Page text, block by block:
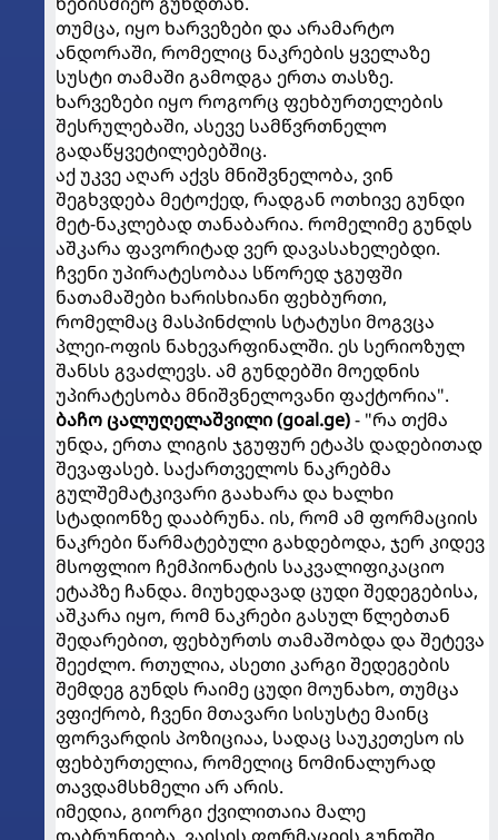
თუმცა, იყო ხარვეზები და არამარტო
ანდორაში, რომელიც ნაკრების ყველაზე
სუსტი თამაში გამოდგა ერთა თასზე.
ხარვეზები იყო როგორც ფეხბურთელების
შესრულებაში, ასევე სამწვრთნელო
გადაწყვეტილებებშიც.
აქ უკვე აღარ აქვს მნიშვნელობა, ვინ
შეგხვდება მეტოქედ, რადგან ოთხივე გუნდი
მეტ-ნაკლებად თანაბარია. რომელიმე გუნდს
აშკარა ფავორიტად ვერ დავასახელებდი.
ჩვენი უპირატესობაა სწორედ ჯგუფში
ნათამაშები ხარისხიანი ფეხბურთი,
რომელმაც მასპინძლის სტატუსი მოგვცა
პლეი-ოფის ნახევარფინალში. ეს სერიოზულ
შანსს გვაძლევს. ამ გუნდებში მოედნის
უპირატესობა მნიშვნელოვანი ფაქტორია".
ბაჩო ცალუღელაშვილი (goal.ge)- "რა თქმა
უნდა, ერთა ლიგის ჯგუფურ ეტაპს დადებითად
შევაფასებ. საქართველოს ნაკრ​ებმა
გულშემატკივარი გაახარა და ხალხი
სტადიონზე დააბრუნა. ის, რომ ამ ფორმაციის
ნაკრები წარმატებული გახდებოდა, ჯერ კიდევ
მსოფლიო ჩემპიონატის საკვალიფიკაციო
ეტაპზე ჩანდა. მიუხედავად ცუდი შედეგებისა,
აშკარ​ა იყო, რომ ნაკრები გასულ წლებთან
შედარებით, ფეხბურთს თამაშობდა და შეტევა
შეეძლო. რთულია, ასეთი კარგი შედეგების
შემდეგ გუნდს რაიმე ცუდი მოუნახო, თუმცა
ვფიქრობ, ჩვენი მთავარი სისუსტე მაინც
ფორვარდის პოზიციაა, სადაც საუკეთესო ის
ფეხბურთელია, რომელიც ნომინალურად
თავდამსხმელი არ არის.
იმედია, გიორგი ქვილითაია მალე